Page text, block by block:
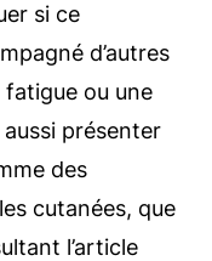
si ce
d’autres
ou une
présenter
des
cutanées, que
l’article